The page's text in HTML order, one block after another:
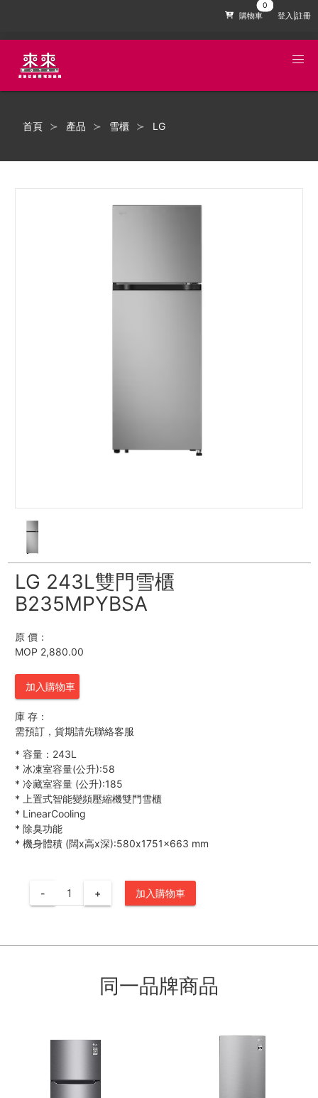
購物車 登入|註冊
首頁 產品 雪櫃 LG
LG 243L雙門雪櫃
B235MPYBSA
原 價：
MOP 2,880.00
加入購物車
庫 存：
需預訂，貨期請先聯絡客服
* 容量：243L
* 冰凍室容量(公升):58
* 冷藏室容量 (公升):185
* 上置式智能變頻壓縮機雙門雪櫃
* LinearCooling
* 除臭功能
* 機身體積 (闊x高x深):580x1751x663 mm
- + 加入購物車
同一品牌商品